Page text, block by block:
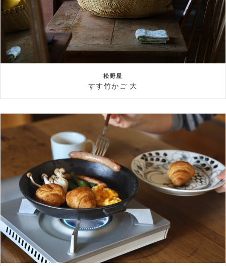
松野屋
すす竹かご 大